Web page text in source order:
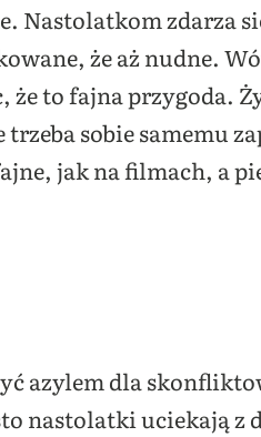
Nastolatkom zdarza
że aż nudne.
że to fajna przygoda.
sobie samemu
jak na filmach, a
azylem dla
nastolatki uciekają z